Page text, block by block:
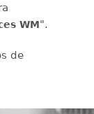
WM".
de